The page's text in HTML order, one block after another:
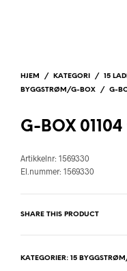
HJEM / KATEGORI / 15
BYGGSTRØM/G-BOX
/ G-
G-BOX
Artikkelnr: 1569330
El.nummer: 1569330
SHARE THIS PRODUCT
KATEGORIER: 15